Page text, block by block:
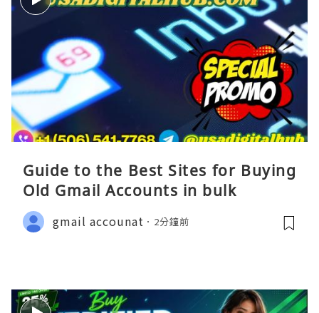
Guide to the Best Sites for Buying
Old Gmail Accounts in bulk
gmail accounat 2分鐘前